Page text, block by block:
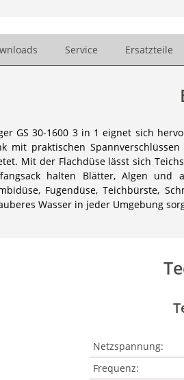
Service Ersatzteile
GS 30-1600 3 in 1 eignet sich
mit praktischen
Mit der Flachdüse lässt sich
halten Blätter, Algen
Fugendüse, Teichbürste,
Wasser in jeder Umgebung
Netzspannung:
Frequenz: